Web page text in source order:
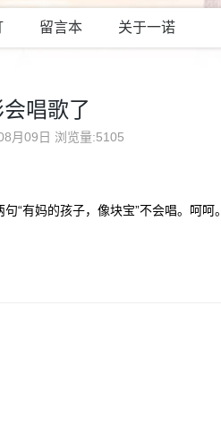
留言本 关于一诺
唱歌了
月09日 浏览量:5105
“有妈的孩子，像块宝”不会唱。呵呵。